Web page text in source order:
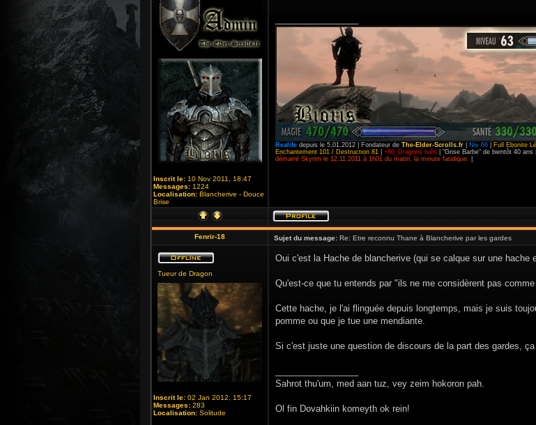
Inscrit le: 10 Nov 2011, 18:47
Messages: 1224
Localisation: Blancherive - Douce
Brise
Realife depuis le 5.01.2012 | Fondateur de The-Elder-Scrolls.fr Niv 66
Full Ebonite
Enchantement 101 / Destruction 81
+80_Dragons tués | "Grise Barbe" de bientôt 40 ans |
démarré Skyrim le 12.11.2011 à 1h01 du matin, la minute fatidique.
Fenrir-18 Sujet du message: Re: Etre reconnu Thane à Blancherive par les gardes
Tueur de Dragon
Inscrit le: 02 Jan 2012, 15:17
Messages: 283
Localisation: Solitude
Oui c'est la Hache de blancherive (qui se calque sur une hache
Qu'est-ce que tu entends par "ils ne me considèrent pas
Cette hache, je l'ai flinguée depuis longtemps, mais je suis
pomme ou que je tue une mendiante.
Si c'est juste une question de discours de la part des gardes,
Sahrot thu'um, med aan tuz, vey zeim hokoron pah.
Ol fin Dovahkiin komeyth ok rein!